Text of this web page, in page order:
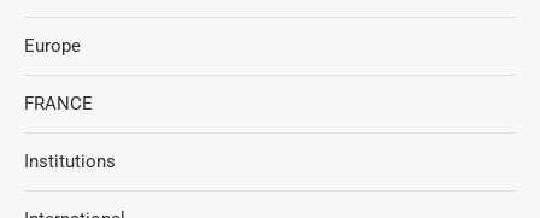
Europe
FRANCE
Institutions